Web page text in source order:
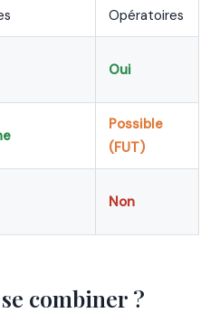
Opératoires
Oui
Possible
(FUT)
Non
combiner ?